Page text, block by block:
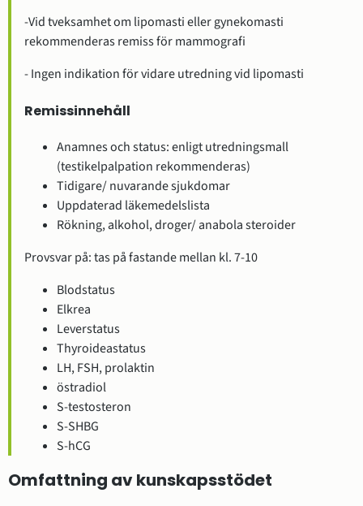
-Vid tveksamhet om lipomasti eller gynekomasti
rekommenderas remiss för mammografi
- Ingen indikation för vidare utredning vid lipomasti
Remissinnehåll
Anamnes och status: enligt utredningsmall
(testikelpalpation rekommenderas)
Tidigare/ nuvarande sjukdomar
Uppdaterad läkemedelslista
Rökning, alkohol, droger/ anabola steroider
Provsvar på: tas på fastande mellan kl. 7-10
Blodstatus
Elkrea
Leverstatus
Thyroideastatus
LH, FSH, prolaktin
östradiol
S-testosteron
S-SHBG
S-hCG
Omfattning av kunskapsstödet